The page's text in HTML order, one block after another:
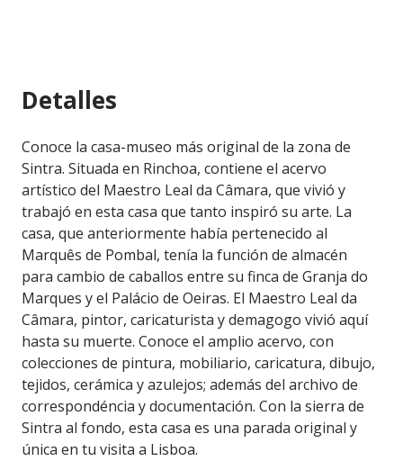
Detalles
Conoce la casa-museo más original de la zona de
Sintra. Situada en Rinchoa, contiene el acervo
artístico del Maestro Leal da Câmara, que vivió y
trabajó en esta casa que tanto inspiró su arte. La
casa, que anteriormente había pertenecido al
Marquês de Pombal, tenía la función de almacén
para cambio de caballos entre su finca de Granja do
Marques y el Palácio de Oeiras. El Maestro Leal da
Câmara, pintor, caricaturista y demagogo vivió aquí
hasta su muerte. Conoce el amplio acervo, con
colecciones de pintura, mobiliario, caricatura, dibujo,
tejidos, cerámica y azulejos; además del archivo de
correspondéncia y documentación. Con la sierra de
Sintra al fondo, esta casa es una parada original y
única en tu visita a Lisboa.